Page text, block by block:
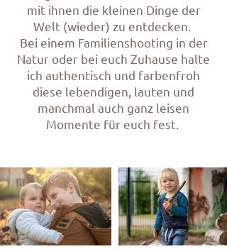
mit ihnen die kleinen Dinge der
Welt (wieder) zu entdecken.
Bei einem Familienshooting in der
Natur oder bei euch Zuhause halte
ich authentisch und farbenfroh
diese lebendigen, lauten und
manchmal auch ganz leisen
Momente für euch fest.